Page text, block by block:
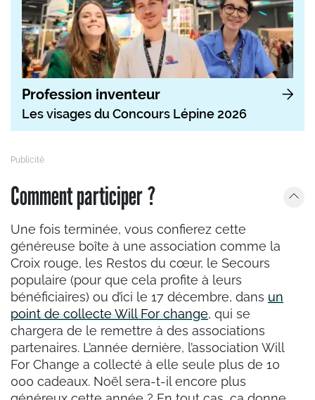
Profession inventeur
Les visages du Concours Lépine 2026
Comment participer ?
Une fois terminée, vous confierez cette
généreuse boîte à une association comme la
Croix rouge, les Restos du cœur, le Secours
populaire (pour que cela profite à leurs
bénéficiaires) ou d’ici le 17 décembre, dans un
point de collecte Will For change, qui se
chargera de le remettre à des associations
partenaires. L’année dernière, l’association Will
For Change a collecté à elle seule plus de 10
000 cadeaux. Noël sera-t-il encore plus